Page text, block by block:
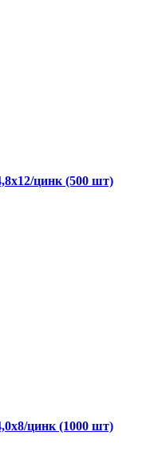
цинк (500 шт)
цинк (1000 шт)